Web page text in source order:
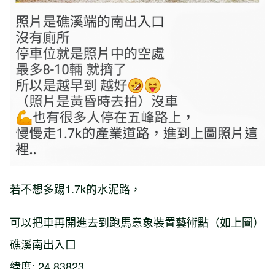
若不想多踢1.7k的水泥路，
可以把車再開進去到跑馬意象裝置藝術點（如上圖）
礁溪南出入口